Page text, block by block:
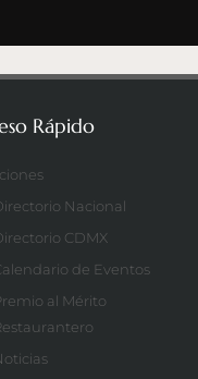
Rápido
Nacional
CDMX
de Eventos
al Mérito